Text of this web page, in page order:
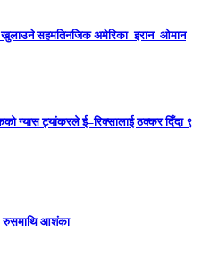
खुलाउने सहमतिनजिक अमेरिका–इरान–ओमान
ग्यास ट्यांकरले ई–रिक्सालाई ठक्कर दिँदा ९
रुसमाथि आशंका